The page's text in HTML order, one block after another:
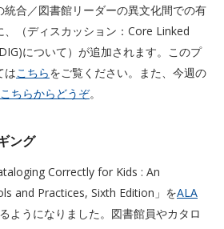
合／図書館リーダーの異文化間での有
（ディスカッション：Core Linked
について）が追加されます。このプ
はこちらをご覧ください。また、今週の
こちらからどうぞ。
ング
Correctly for Kids : An
and Practices, Sixth Edition」をALA
ようになりました。図書館員やカタロ